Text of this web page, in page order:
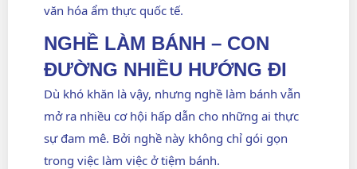
văn hóa ẩm thực quốc tế.
NGHỀ LÀM BÁNH – CON
ĐƯỜNG NHIỀU HƯỚNG ĐI
Dù khó khăn là vậy, nhưng nghề làm bánh vẫn
mở ra nhiều cơ hội hấp dẫn cho những ai thực
sự đam mê. Bởi nghề này không chỉ gói gọn
trong việc làm việc ở tiệm bánh.